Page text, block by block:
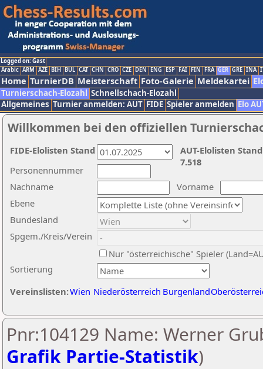
Logged on: Gast
Arabic ARM AZE BIH BUL CAT CHN CRO CZE DEN ENG ESP FAI FIN FRA GER GRE INA
Home TurnierDB Meisterschaft Foto-Galerie Meldekartei
Turnierschach-Elozahl Schnellschach-Elozahl
Allgemeines Turnier anmelden: AUT FIDE Spieler anmelden Elo
Willkommen bei den offiziellen
Nachname
Vorname
Ebene
Sortierung
Personennummer
Bundesland
Spgem./Kreis/Verein
Nur "österreichische" Spieler
Vereinslisten:Wien Niederösterreich Burgenland
AUT-Elolisten
7.518
FIDE-Elolisten Stand
Pnr:104129 Name: Werner
Grafik Partie-Statistik)